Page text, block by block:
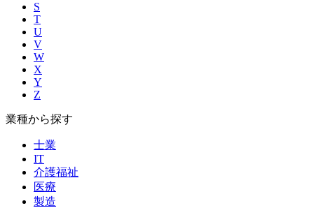
S
T
U
V
W
X
Y
Z
業種から探す
士業
IT
介護福祉
医療
製造